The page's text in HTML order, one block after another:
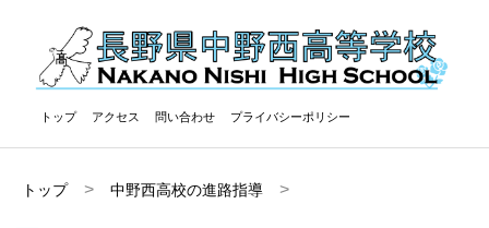
トップ アクセス 問い合わせ プライバシーポリシー
トップ 中野西高校の進路指導